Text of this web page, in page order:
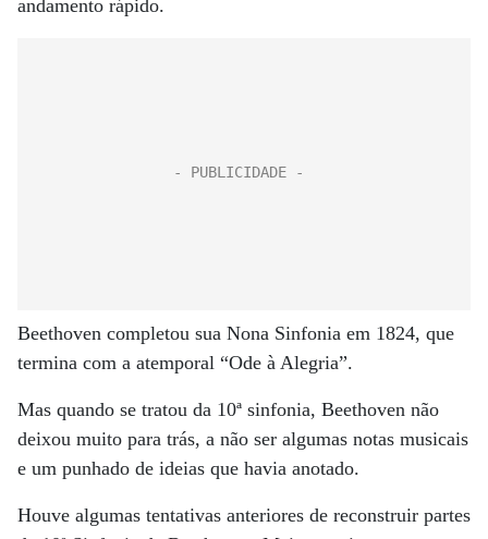
andamento rápido.
Beethoven completou sua Nona Sinfonia em 1824, que
termina com a atemporal “Ode à Alegria”.
Mas quando se tratou da 10ª sinfonia, Beethoven não
deixou muito para trás, a não ser algumas notas musicais
e um punhado de ideias que havia anotado.
Houve algumas tentativas anteriores de reconstruir partes